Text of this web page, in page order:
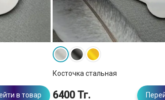
в товар
Косточка стальная
6400 Тг.